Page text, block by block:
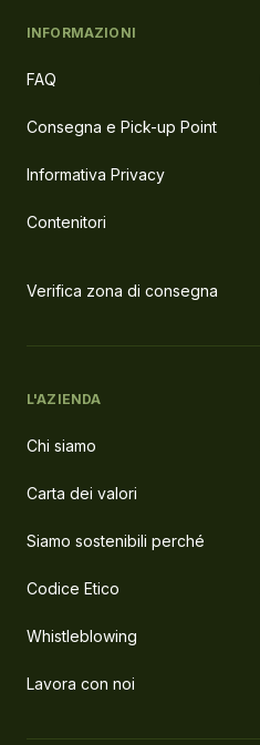
INFORMAZIONI
FAQ
Consegna e Pick-up Point
Informativa Privacy
Contenitori
Verifica zona di consegna
L'AZIENDA
Chi siamo
Carta dei valori
Siamo sostenibili perché
Codice Etico
Whistleblowing
Lavora con noi